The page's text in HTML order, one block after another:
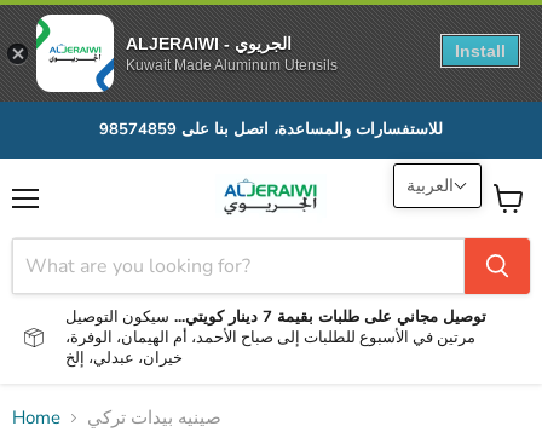
العربية
للاستفسارات والمساعدة، اتصل بنا على 98574859
توصيل مجاني على طلبات بقيمة 7 دينار كويتي...
سيكون التوصيل
مرتين في الأسبوع للطلبات إلى صباح الأحمد، أم الهيمان، الوفرة،
خيران، عبدلي، إلخ
View
cart
Home صينيه بيدات تركي
ALJERAIWI - الجريوي
Kuwait Made Aluminum Utensils
Install